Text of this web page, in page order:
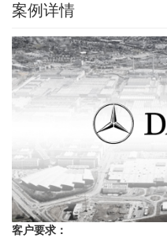
案例详情
客户要求：